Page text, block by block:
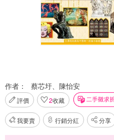
作者： 蔡芯圩、陳怡安
評價 2收藏
我要賣 行銷分紅 分享